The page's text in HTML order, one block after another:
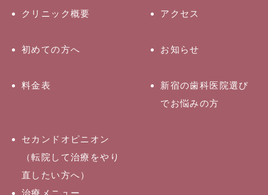
クリニック概要 アクセス
初めての方へ お知らせ
料金表
新宿の歯科医院選び
でお悩みの方
セカンドオピニオン
（転院して治療をやり
直したい方へ）